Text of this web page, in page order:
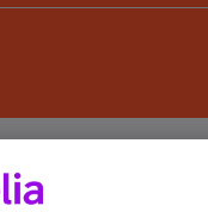
– osallistu ja